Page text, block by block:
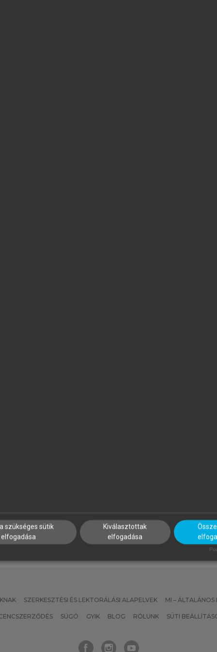
– a korábbi kötetekhez hasonló formában és
volt mód (vagy időközben érdemi változások történtek az
témakörbe rendezve, elemzi a globális és lokális
élelmiszer-kereskedelmet (az agrárgazdaság felépítése és
és élelmiszer-biztonság aktuális helyzetét, az élelmiszer-
kihívások az agrárgazdaságban); valamint az
eszközei). A szerzők célja továbbra is az volt,
fejezetek önmagukban is megállnak, illetve alkalmasak
megtalálható összefoglalás és az ismétlő kérdések.
mint az első két kötetet.
iii//
SZERKESZTÉSI ÉS LEKTORÁLÁSI ALAPELVEK MI – ÁLTALÁNOS
SÚGÓ GYIK BLOG RÓLUNK SÜTI
szükséges sütik
elfogadása
Kiválasztottak
elfogadása